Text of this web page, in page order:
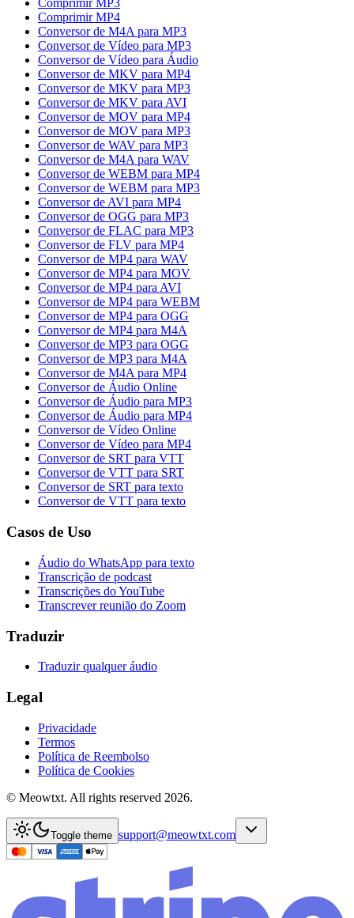
Comprimir MP3
Comprimir MP4
Conversor de M4A para MP3
Conversor de Vídeo para MP3
Conversor de Vídeo para Áudio
Conversor de MKV para MP4
Conversor de MKV para MP3
Conversor de MKV para AVI
Conversor de MOV para MP4
Conversor de MOV para MP3
Conversor de WAV para MP3
Conversor de M4A para WAV
Conversor de WEBM para MP4
Conversor de WEBM para MP3
Conversor de AVI para MP4
Conversor de OGG para MP3
Conversor de FLAC para MP3
Conversor de FLV para MP4
Conversor de MP4 para WAV
Conversor de MP4 para MOV
Conversor de MP4 para AVI
Conversor de MP4 para WEBM
Conversor de MP4 para OGG
Conversor de MP4 para M4A
Conversor de MP3 para OGG
Conversor de MP3 para M4A
Conversor de M4A para MP4
Conversor de Áudio Online
Conversor de Áudio para MP3
Conversor de Áudio para MP4
Conversor de Vídeo Online
Conversor de Vídeo para MP4
Conversor de SRT para VTT
Conversor de VTT para SRT
Conversor de SRT para texto
Conversor de VTT para texto
Casos de Uso
Áudio do WhatsApp para texto
Transcrição de podcast
Transcrições do YouTube
Transcrever reunião do Zoom
Traduzir
Traduzir qualquer áudio
Legal
Privacidade
Termos
Política de Reembolso
Política de Cookies
© Meowtxt. All rights reserved 2026.
Toggle theme support@meowtxt.com